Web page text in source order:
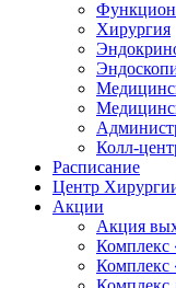
Хирургия
Колл-
Расписание
Центр
Акции
Акция
Комплекс
Комплекс